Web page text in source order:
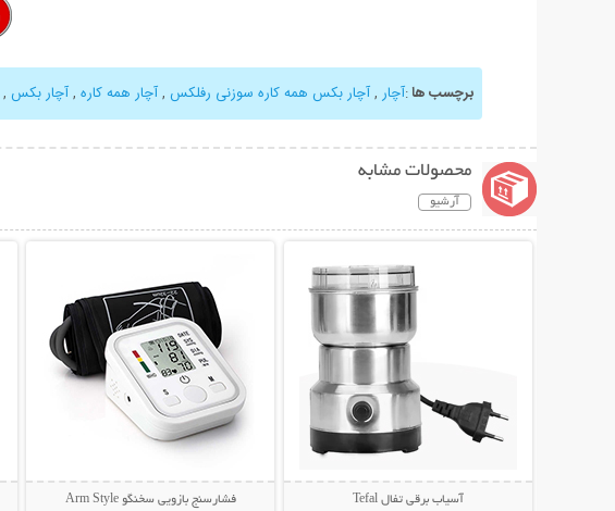
برچسب ها:آچار ,آچار بکس همه کاره سوزنی رفلکس ,آچار همه کاره ,آچار بکس ,
محصولات مشابه
آرشیو
آسیاب برقی تفال Tefal فشارسنج بازویی سخنگو Arm Style